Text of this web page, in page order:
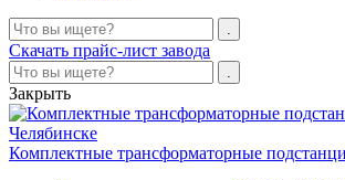
Скачать прайс-лист завода
Закрыть
Комплектные трансформаторные